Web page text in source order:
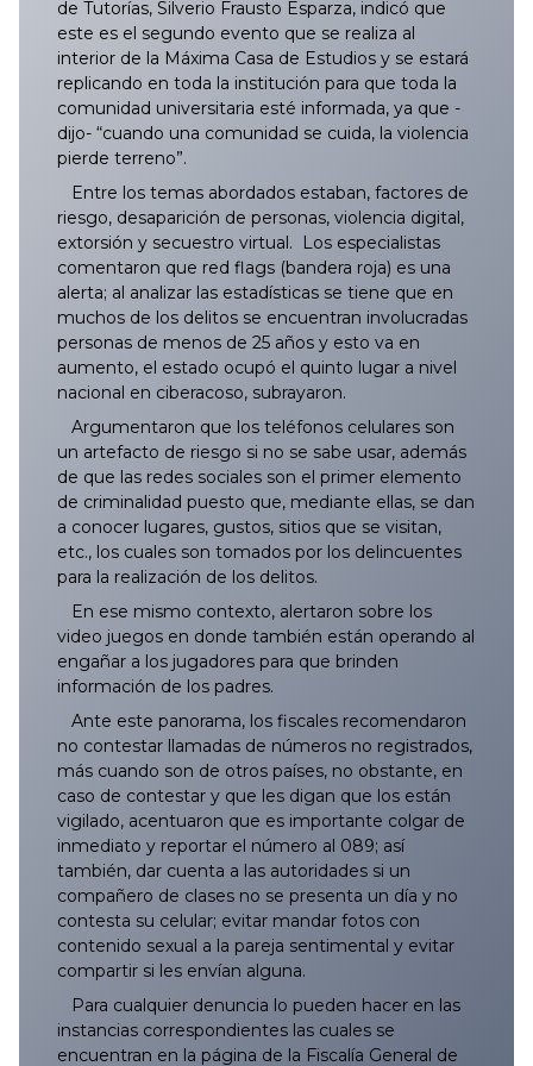
026/2025
027/2025
028/2025
029/2025
030/2025
031/2025
032/2025
033/2025
034/2025
035/2025
037/2025
038/2025
039/2025
040/2025
041/2025
042/2025
043/2025
044/2025
125/2025
126/2025
127/2025
128/2025
129/2025
130/2025
131/2025
132/2025
133/2025
134/2025
136/2025
137/2025
138/2025
139/2025
140/2025
141/2025
142/2025
143/2025
224/2025
225/2025
226/2025
227/2025
228/2025
229/2025
230/2025
231/2025
232/2025
233/2025
235/2025
236/2025
237/2025
238/2025
239/2025
240/2025
241/2025
242/2025
323/2025
324/2025
325/2025
326/2025
327/2025
328/2025
329/2025
330/2025
331/2025
332/2025
334/2025
335/2025
336/2025
337/2025
338/2025
339/2025
340/2025
341/2025
422/2025
423/2025
424/2025
425/2025
426/2025
427/2025
428/2025
429/2025
430/2025
431/2025
433/2025
434/2025
435/2025
436/2025
437/2025
438/2025
439/2025
440/2025
521/2025
522/2025
523/2025
524/2025
525/2025
526/2025
527/2025
528/2025
528A/2025
529/2025
531/2025
532/2025
533/2025
534/2025
535/2025
536/2025
537/2025
538/2025
620/2025
621/2025
622/2025
623/2025
624/2025
625/2025
626/2025
627/2025
628/2025
629/2025
631/2025
632/2025
633/2025
634/2025
635/2025
636/2025
637/2025
638/2025
719/2025
720/2025
721/2025
722/2025
723/2025
724/2025
725/2025
726/2025
727/2025
728/2025
730/2025
731/2025
732/2025
733/2025
734/2025
735/2025
736/2025
737/2025
818/2025
819/2025
820/2025
821/2025
822/2025
823/2025
824/2025
825/2025
826/2025
827/2025
829/2025
830/2025
831/2025
832/2025
833/2025
834/2025
835/2025
836/2025
025/2026
026/2026
027/2026
028/2026
029/2026
030/2026
031/2026
032/2026
033/2026
034/2026
036/2026
037/2026
038/2026
039/2026
040/2026
041/2026
042/2026
043/2026
124/2026
125/2026
126/2026
127/2026
128/2026
129/2026
130/2026
131/2026
132/2026
133/2026
135/2026
136/2026
137/2026
138/2026
139/2026
140/2026
141/2026
142/2026
223/2026
224/2026
225/2026
226/2026
227/2026
228/2026
229/2026
230/2026
231/2026
232/2026
234/2026
235/2026
236/2026
237/2026
238/2026
239/2026
240/2026
241/2026
322/2026
323/2026
324/2026
325/2026
326/2026
327/2026
328/2026
329/2026
330/2026
331/2026
333/2026
334/2026
335/2026
336/2026
337/2026
338/2026
339/2026
340/2026
421/2026
422/2026
423/2026
424/2026
425/2026
426/2026
427/2026
428/2026
429/2026
430/2026
432/2026
433/2026
434/2026
435/2026
436/2026
437/2026
438/2026
439/2026
520/2026
521/2026
522/2026
523/2026
524/2026
525/2026
526/2026
527/2026
528/2026
529/2026
531/2026
532/2026
533/2026
534/2026
535/2026
536/2026
538/2026
539/2026
619/2026
620/2026
621/2026
622/2026
623/2026
624/2026
625/2026
626/2026
627/2026
628/2026
630/2026
631/2026
633/2026
632/2026
634/2026
635/2026
636/2026
637/2026
Vol. I, No. 7, Julio 2024
Vol. I, No. 6, Junio 2024
Vol. I, No. 5, Mayo 2024
Vol. I, No. 4, Abril 2024
Vol. I, No. 3, Marzo 2024
Vol I, No. 2, Marzo 2024
Vol. I, No. 1 Febrero 2024
de Tutorías, Silverio Frausto Esparza, indicó que
este es el segundo evento que se realiza al
interior de la Máxima Casa de Estudios y se estará
replicando en toda la institución para que toda la
comunidad universitaria esté informada, ya que -
dijo- “cuando una comunidad se cuida, la violencia
pierde terreno”.
Entre los temas abordados estaban, factores de
riesgo, desaparición de personas, violencia digital,
extorsión y secuestro virtual. Los especialistas
comentaron que red flags (bandera roja) es una
alerta; al analizar las estadísticas se tiene que en
muchos de los delitos se encuentran involucradas
personas de menos de 25 años y esto va en
aumento, el estado ocupó el quinto lugar a nivel
nacional en ciberacoso, subrayaron.
Argumentaron que los teléfonos celulares son
un artefacto de riesgo si no se sabe usar, además
de que las redes sociales son el primer elemento
de criminalidad puesto que, mediante ellas, se dan
a conocer lugares, gustos, sitios que se visitan,
etc., los cuales son tomados por los delincuentes
para la realización de los delitos.
En ese mismo contexto, alertaron sobre los
video juegos en donde también están operando al
engañar a los jugadores para que brinden
información de los padres.
Ante este panorama, los fiscales recomendaron
no contestar llamadas de números no registrados,
más cuando son de otros países, no obstante, en
caso de contestar y que les digan que los están
vigilado, acentuaron que es importante colgar de
inmediato y reportar el número al 089; así
también, dar cuenta a las autoridades si un
compañero de clases no se presenta un día y no
contesta su celular; evitar mandar fotos con
contenido sexual a la pareja sentimental y evitar
compartir si les envían alguna.
Para cualquier denuncia lo pueden hacer en las
instancias correspondientes las cuales se
encuentran en la página de la Fiscalía General de